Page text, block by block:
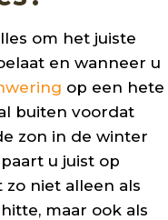
om het juiste
en wanneer u
op een hete
buiten voordat
zon in de winter
u juist op
niet alleen als
maar ook als